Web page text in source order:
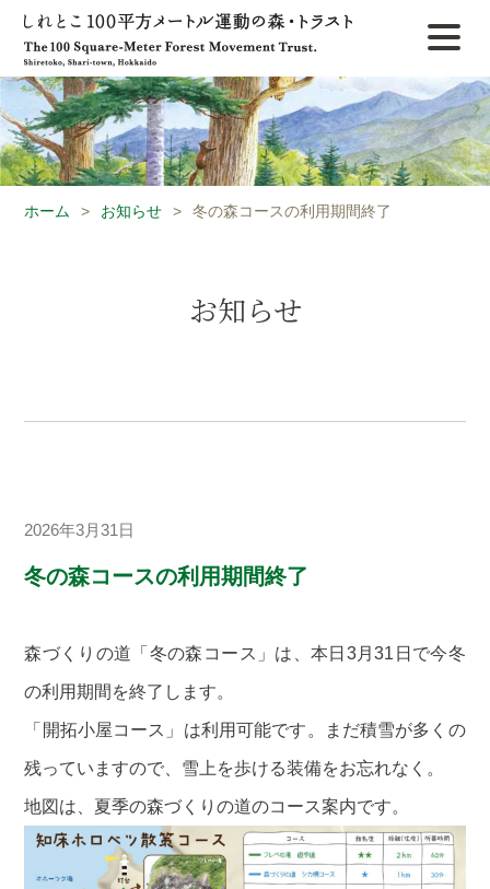
ホーム > お知らせ > 冬の森コースの利用期間終了
お知らせ
2026年3月31日
冬の森コースの利用期間終了
森づくりの道「冬の森コース」は、本日3月31日で今冬
の利用期間を終了します。
「開拓小屋コース」は利用可能です。まだ積雪が多くの
残っていますので、雪上を歩ける装備をお忘れなく。
地図は、夏季の森づくりの道のコース案内です。